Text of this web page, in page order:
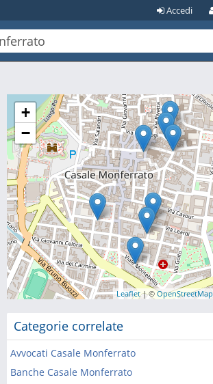
Accedi
+
−
Leaflet| ©OpenStreetMap
Categorie correlate
Avvocati Casale Monferrato
Banche Casale Monferrato